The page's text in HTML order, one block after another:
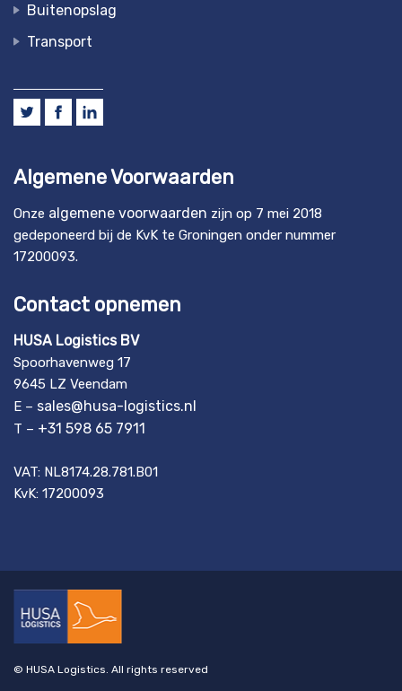
Buitenopslag
Transport
Algemene Voorwaarden
Onze algemene voorwaarden zijn op 7 mei 2018
gedeponeerd bij de KvK te Groningen onder nummer
17200093.
Contact opnemen
HUSA Logistics BV
Spoorhavenweg 17
9645 LZ Veendam
E – sales@husa-logistics.nl
T – +31 598 65 7911
VAT: NL8174.28.781.B01
KvK: 17200093
© HUSA Logistics. All rights reserved